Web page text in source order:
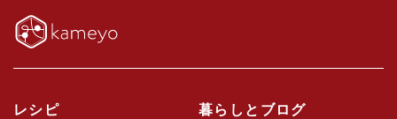
レシピ 暮らしとブログ